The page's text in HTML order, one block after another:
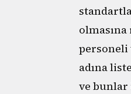
personeli
adına
ve bunlar